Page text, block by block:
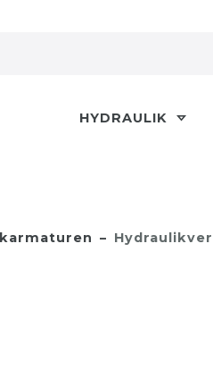
HYDRAULIK